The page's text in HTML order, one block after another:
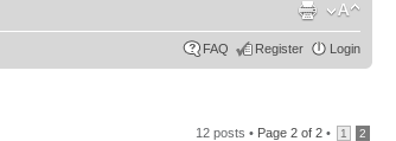
FAQ Register Login
12 posts • Page 2 of 2 • 1 2